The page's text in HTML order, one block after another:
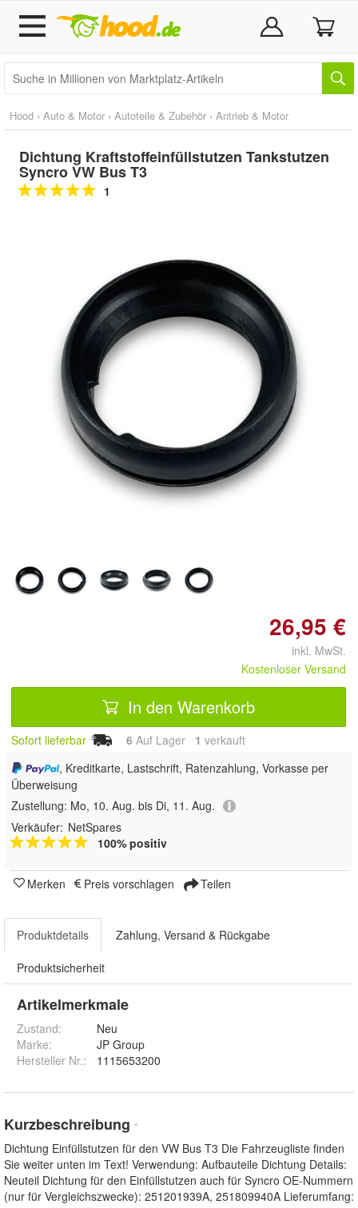
Hood › Auto & Motor › Autoteile & Zubehör › Antrieb & Motor
Dichtung Kraftstoffeinfüllstutzen Tankstutzen
Syncro VW Bus T3
1
26,95 €
inkl. MwSt.
Kostenloser Versand
In den Warenkorb
Sofort lieferbar 6 Auf Lager 1 verkauft
, Kreditkarte, Lastschrift, Ratenzahlung, Vorkasse per
Überweisung
Zustellung: Mo, 10. Aug. bis Di, 11. Aug.
Verkäufer: NetSpares
100% positiv
Merken Preis vorschlagen Teilen
Produktdetails Zahlung, Versand & Rückgabe
Produktsicherheit
Artikelmerkmale
Zustand:
Neu
Marke:
JP Group
Hersteller Nr.:
1115653200
Kurzbeschreibung *
Dichtung Einfüllstutzen für den VW Bus T3 Die Fahrzeugliste finden
Sie weiter unten im Text! Verwendung: Aufbauteile Dichtung Details:
Neuteil Dichtung für den Einfüllstutzen auch für Syncro OE-Nummern
(nur für Vergleichszwecke): 251201939A, 251809940A Lieferumfang: